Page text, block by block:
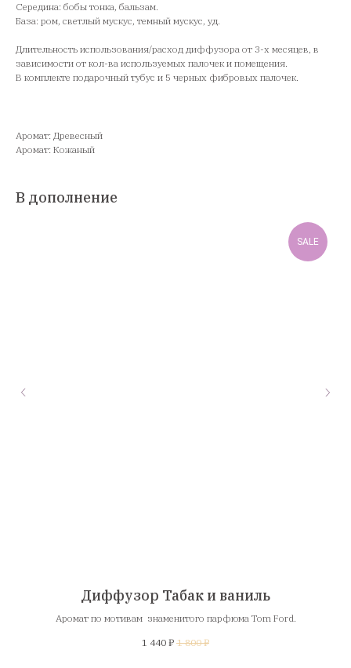
Середина: бобы тонка, бальзам.
База: ром, светлый мускус, темный мускус, уд.
Длительность использования/расход диффузора от 3-х месяцев, в
зависимости от кол-ва используемых палочек и помещения.
В комплекте подарочный тубус и 5 черных фибровых палочек.
Аромат: Древесный
Аромат: Кожаный
В дополнение
SALE
Диффузор Табак и ваниль
Аромат по мотивам знаменитого парфюма Tom Ford.
1 440 ₽ 1 800 ₽